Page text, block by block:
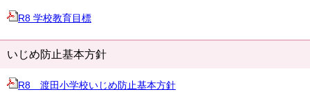
R8 学校教育目標
いじめ防止基本方針
R8 渡田小学校いじめ防止基本方針